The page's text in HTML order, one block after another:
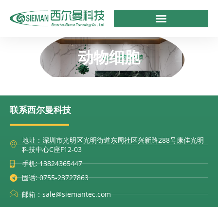
动物细胞
联系西尔曼科技
地址：深圳市光明区光明街道东周社区兴新路288号康佳光明
科技中心C座F12-03
手机: 13824365447
固话: 0755-23727863
邮箱：sale@siemantec.com